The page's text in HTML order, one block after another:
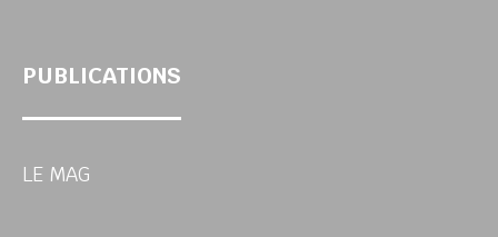
PUBLICATIONS
LE MAG